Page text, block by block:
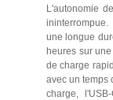
L'autonomie
une longue
heures sur
de charge
avec un temps
charge,